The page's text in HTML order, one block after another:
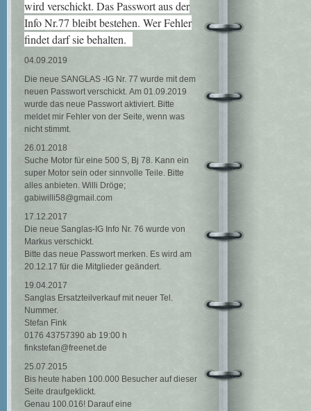
wird verschickt. Das Passwort aus der
Info Nr.77 bleibt bestehen. Wer Fehler
findet darf sie behalten.
04.09.2019
Die neue SANGLAS -IG Nr. 77 wurde mit dem
neuen Passwort verschickt. Am 01.09.2019
wurde das neue Passwort aktiviert. Bitte
meldet mir Fehler von der Seite, wenn was
nicht stimmt.
26.01.2018
Suche Motor für eine 500 S, Bj 78. Kann ein
super Motor sein oder sinnvolle Teile. Bitte
alles anbieten. Willi Dröge;
gabiwilli58@gmail.com
17.12.2017
Die neue Sanglas-IG Info Nr. 76 wurde von
Markus verschickt.
Bitte das neue Passwort merken. Es wird am
20.12.17 für die Mitglieder geändert.
19.04.2017
Sanglas Ersatzteilverkauf mit neuer Tel.
Nummer.
Stefan Fink
0176 43757390 ab 19:00 h
finkstefan@freenet.de
25.07.2015
Bis heute haben 100.000 Besucher auf dieser
Seite draufgeklickt.
Genau 100.016! Darauf eine